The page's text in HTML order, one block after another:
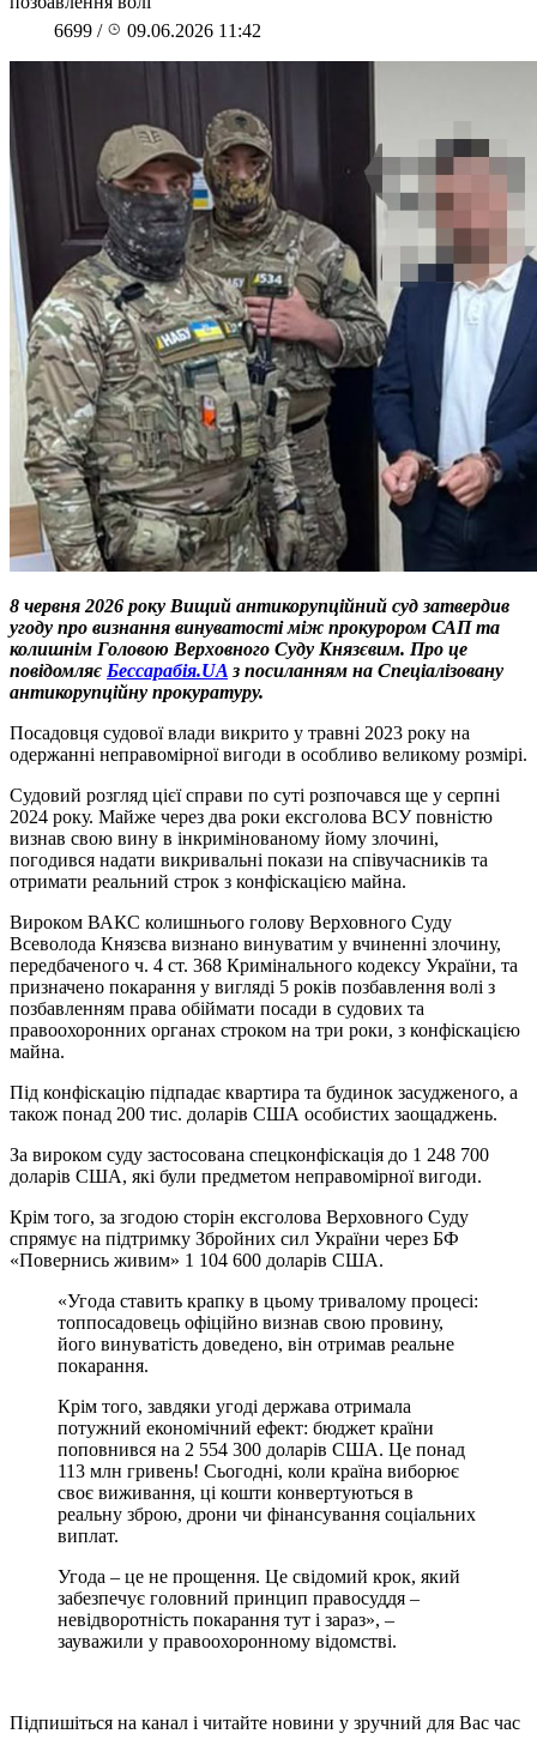
6699 / 09.06.2026 11:42
8 червня 2026 року Вищий антикорупційний суд затвердив
угоду про визнання винуватості між прокурором САП та
колишнім Головою Верховного Суду Князєвим. Про це
повідомляє Бессарабія.UA з посиланням на Спеціалізовану
антикорупційну прокуратуру.
Посадовця судової влади викрито у травні 2023 року на
одержанні неправомірної вигоди в особливо великому розмірі.
Судовий розгляд цієї справи по суті розпочався ще у серпні
2024 року. Майже через два роки ексголова ВСУ повністю
визнав свою вину в інкримінованому йому злочині,
погодився надати викривальні покази на співучасників та
отримати реальний строк з конфіскацією майна.
Вироком ВАКС колишнього голову Верховного Суду
Всеволода Князєва визнано винуватим у вчиненні злочину,
передбаченого ч. 4 ст. 368 Кримінального кодексу України, та
призначено покарання у вигляді 5 років позбавлення волі з
позбавленням права обіймати посади в судових та
правоохоронних органах строком на три роки, з конфіскацією
майна.
Під конфіскацію підпадає квартира та будинок засудженого, а
також понад 200 тис. доларів США особистих заощаджень.
За вироком суду застосована спецконфіскація до 1 248 700
доларів США, які були предметом неправомірної вигоди.
Крім того, за згодою сторін ексголова Верховного Суду
спрямує на підтримку Збройних сил України через БФ
«Повернись живим» 1 104 600 доларів США.
«Угода ставить крапку в цьому тривалому процесі:
топпосадовець офіційно визнав свою провину,
його винуватість доведено, він отримав реальне
покарання.
Крім того, завдяки угоді держава отримала
потужний економічний ефект: бюджет країни
поповнився на 2 554 300 доларів США. Це понад
113 млн гривень! Сьогодні, коли країна виборює
своє виживання, ці кошти конвертуються в
реальну зброю, дрони чи фінансування соціальних
виплат.
Угода – це не прощення. Це свідомий крок, який
забезпечує головний принцип правосуддя –
невідворотність покарання тут і зараз», –
зауважили у правоохоронному відомстві.
Підпишіться на канал і читайте новини у зручний для Вас час